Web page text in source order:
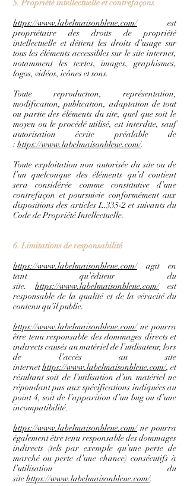
5. Propriété intellectuelle et contrefaçons
https://www.labelmaisonbleue.com/est
propriétaire des droits de propriété
intellectuelle et détient les droits d’usage sur
tous les éléments accessibles sur le site internet,
notamment les textes, images, graphismes,
logos, vidéos, icônes et sons.
Toute reproduction, représentation,
modification, publication, adaptation de tout
ou partie des éléments du site, quel que soit le
moyen ou le procédé utilisé, est interdite, sauf
autorisation écrite préalable de
: https://www.labelmaisonbleue.com/.
Toute exploitation non autorisée du site ou de
l’un quelconque des éléments qu’il contient
sera considérée comme constitutive d’une
contrefaçon et poursuivie conformément aux
dispositions des articles L.335-2 et suivants du
Code de Propriété Intellectuelle.
6. Limitations de responsabilité
https://www.labelmaisonbleue.com/agit en
tant qu’éditeur du
site. https://www.labelmaisonbleue.com/est
responsable de la qualité et de la véracité du
contenu qu’il publie.
https://www.labelmaisonbleue.com/ne pourra
être tenu responsable des dommages directs et
indirects causés au matériel de l’utilisateur, lors
de l’accès au site
internethttps://www.labelmaisonbleue.com/, et
résultant soit de l’utilisation d’un matériel ne
répondant pas aux spécifications indiquées au
point 4, soit de l’apparition d’un bug ou d’une
incompatibilité.
https://www.labelmaisonbleue.com/ne pourra
également être tenu responsable des dommages
indirects (tels par exemple qu’une perte de
marché ou perte d’une chance) consécutifs à
l’utilisation du
sitehttps://www.labelmaisonbleue.com/.